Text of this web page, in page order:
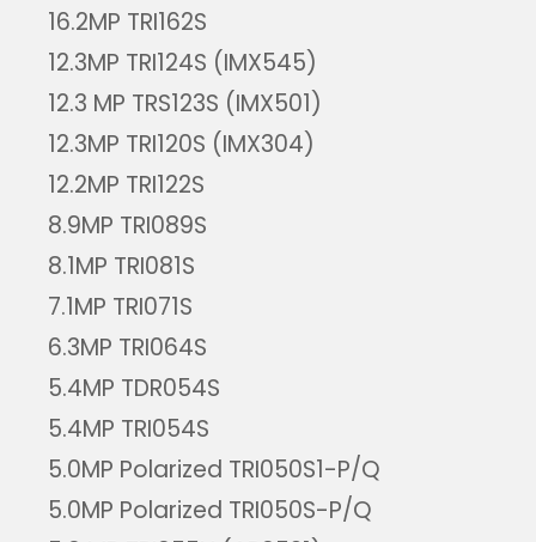
16.2MP TRI162S
12.3MP TRI124S (IMX545)
12.3 MP TRS123S (IMX501)
12.3MP TRI120S (IMX304)
12.2MP TRI122S
8.9MP TRI089S
8.1MP TRI081S
7.1MP TRI071S
6.3MP TRI064S
5.4MP TDR054S
5.4MP TRI054S
5.0MP Polarized TRI050S1-P/Q
5.0MP Polarized TRI050S-P/Q